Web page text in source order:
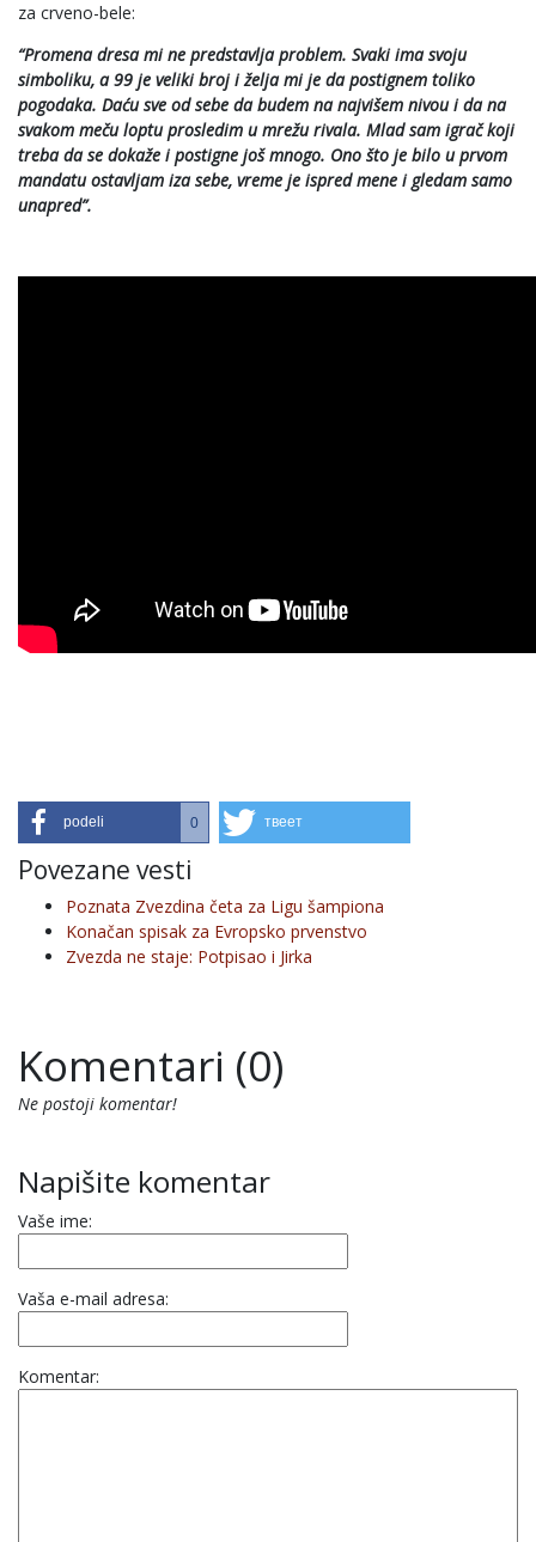
za crveno-bele:
“Promena dresa mi ne predstavlja problem. Svaki ima svoju
simboliku, a 99 je veliki broj i želja mi je da postignem toliko
pogodaka. Daću sve od sebe da budem na najvišem nivou i da na
svakom meču loptu prosledim u mrežu rivala. Mlad sam igrač koji
treba da se dokaže i postigne još mnogo. Ono što je bilo u prvom
mandatu ostavljam iza sebe, vreme je ispred mene i gledam samo
unapred”.
podeli 0 твеет
Povezane vesti
Poznata Zvezdina četa za Ligu šampiona
Konačan spisak za Evropsko prvenstvo
Zvezda ne staje: Potpisao i Jirka
Komentari (0)
Ne postoji komentar!
Napišite komentar
Vaše ime:
Vaša e-mail adresa:
Komentar: